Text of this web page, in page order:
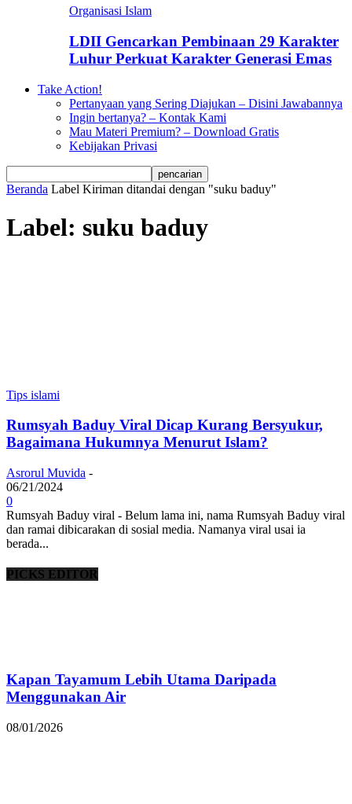
Organisasi Islam
LDII Gencarkan Pembinaan 29 Karakter
Luhur Perkuat Karakter Generasi Emas
Take Action!
Pertanyaan yang Sering Diajukan – Disini Jawabannya
Ingin bertanya? – Kontak Kami
Mau Materi Premium? – Download Gratis
Kebijakan Privasi
Beranda Label Kiriman ditandai dengan "suku baduy"
Label: suku baduy
Tips islami
Rumsyah Baduy Viral Dicap Kurang Bersyukur,
Bagaimana Hukumnya Menurut Islam?
Asrorul Muvida -
06/21/2024
0
Rumsyah Baduy viral - Belum lama ini, nama Rumsyah Baduy viral
dan ramai dibicarakan di sosial media. Namanya viral usai ia
berada...
PICKS EDITOR
Kapan Tayamum Lebih Utama Daripada
Menggunakan Air
08/01/2026